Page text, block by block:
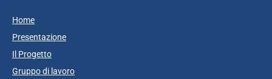
Home
Presentazione
Il Progetto
Gruppo di lavoro